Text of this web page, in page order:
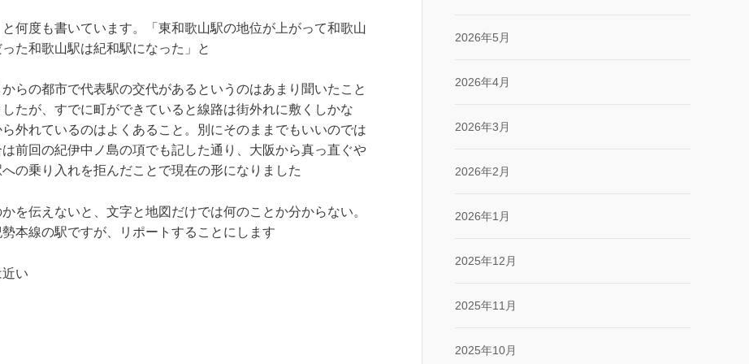
何度も書いています。「東和歌山駅の地位が上がって和歌山
た和歌山駅は紀和駅になった」と
らの都市で代表駅の交代があるというのはあまり聞いたこと
たが、すでに町ができていると線路は街外れに敷くしかな
外れているのはよくあること。別にそのままでもいいのでは
前回の紀伊中ノ島の項でも記した通り、大阪から真っ直ぐや
の乗り入れを拒んだことで現在の形になりました
を伝えないと、文字と地図だけでは何のことか分からない。
本線の駅ですが、リポートすることにします
い
2026年5月
2026年4月
2026年3月
2026年2月
2026年1月
2025年12月
2025年11月
2025年10月